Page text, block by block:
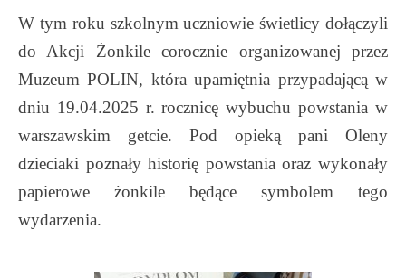
W tym roku szkolnym uczniowie świetlicy dołączyli
do Akcji Żonkile corocznie organizowanej przez
Muzeum POLIN, która upamiętnia przypadającą w
dniu 19.04.2025 r. rocznicę wybuchu powstania w
warszawskim getcie. Pod opieką pani Oleny
dzieciaki poznały historię powstania oraz wykonały
papierowe żonkile będące symbolem tego
wydarzenia.